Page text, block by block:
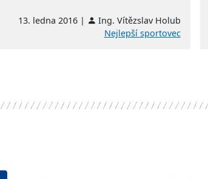
13. ledna 2016 |
Ing. Vítězslav Holub
Nejlepší sportovec